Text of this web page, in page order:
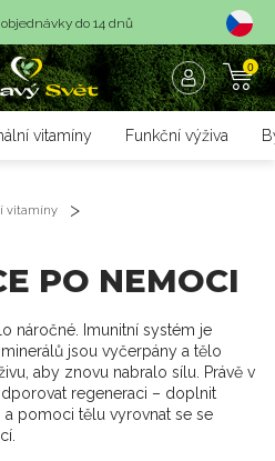
do 14 dnů
dodání <36 hodin
dodání <36 hodin
0
vitamíny Funkční výživa
vitamíny
PO NEMOCI
náročné. Imunitní systém je
jsou vyčerpány a tělo
aby znovu nabralo sílu. Právě v
regeneraci – doplnit
pomoci tělu vyrovnat se se